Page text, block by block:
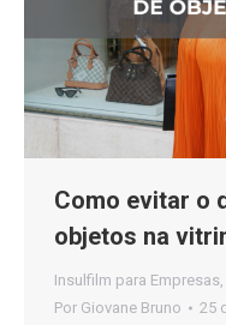
Como evitar o
objetos na
Insulfilm para Empresas,
Por Giovane Bruno
25